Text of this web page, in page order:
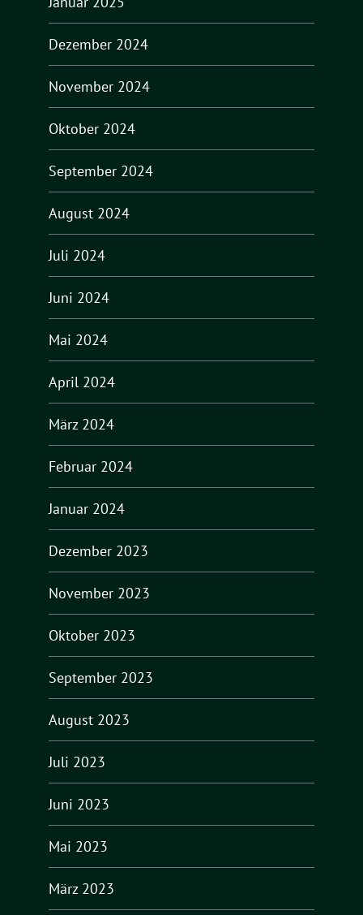
Dezember 2024
November 2024
Oktober 2024
September 2024
August 2024
Juli 2024
Juni 2024
Mai 2024
April 2024
März 2024
Februar 2024
Januar 2024
Dezember 2023
November 2023
Oktober 2023
September 2023
August 2023
Juli 2023
Juni 2023
Mai 2023
März 2023